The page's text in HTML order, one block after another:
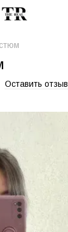
Оставить отзыв